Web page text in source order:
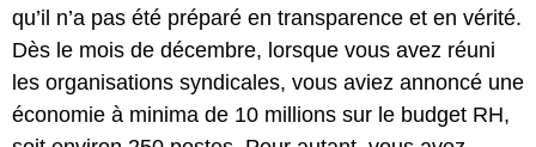
qu’il n’a pas été préparé en transparence et en vérité.
Dès le mois de décembre, lorsque vous avez réuni
les organisations syndicales, vous aviez annoncé une
économie à minima de 10 millions sur le budget RH,